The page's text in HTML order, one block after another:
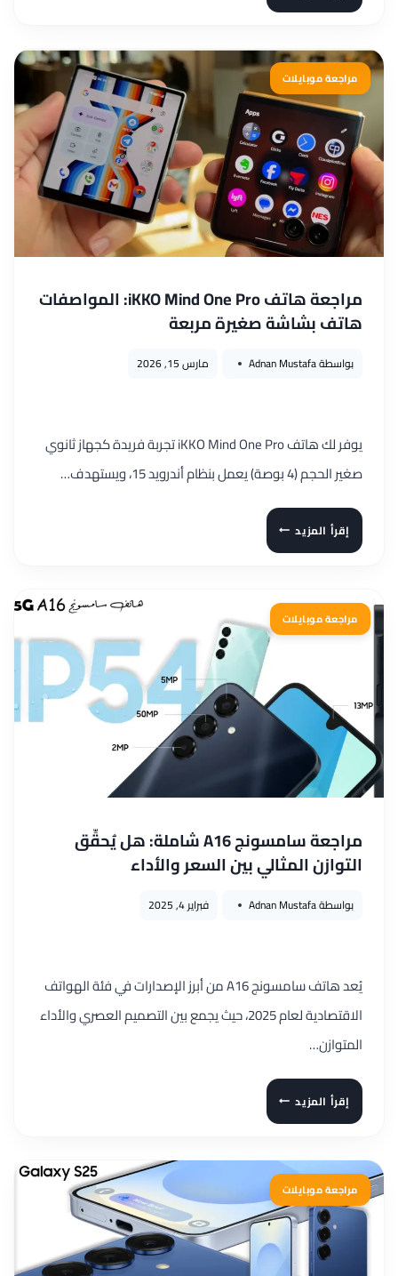
OPPO
N6:
هل
نجحت
أوبو
في
تقديم
موبايل
يتحول
الي
تابلت؟
مراجعة موبايلات
مراجعة هاتف iKKO Mind One Pro: المواصفات
هاتف بشاشة صغيرة مربعة
بواسطةAdnan Mustafa مارس 15, 2026
يوفر لك هاتف iKKO Mind One Pro تجربة فريدة كجهاز ثانوي
صغير الحجم (4 بوصة) يعمل بنظام أندرويد 15، ويستهدف…
إقرأ المزيدمراجعة
هاتف
ONE
PRO:
المواصفات
هاتف
بشاشة
صغيرة
مراجعة موبايلات
مراجعة سامسونج A16 شاملة: هل يُحقِّق
التوازن المثالي بين السعر والأداء
بواسطةAdnan Mustafa فبراير 4, 2025
يُعد هاتف سامسونج A16 من أبرز الإصدارات في فئة الهواتف
الاقتصادية لعام 2025، حيث يجمع بين التصميم العصري والأداء
المتوازن…
إقرأ المزيدمراجعة
سامسونج
شاملة:
هل
يُحقِّق
التوازن
المثالي
مراجعة موبايلات